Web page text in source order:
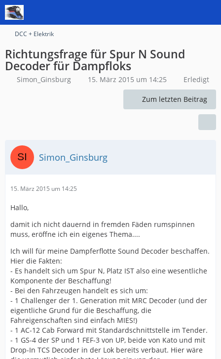
DCC + Elektrik
Richtungsfrage für Spur N Sound
Decoder für Dampfloks
Simon_Ginsburg 15. März 2015 um 14:25 Erledigt
Zum letzten Beitrag
Simon_Ginsburg
15. März 2015 um 14:25
Hallo,
damit ich nicht dauernd in fremden Fäden rumspinnen
muss, eröffne ich ein eigenes Thema....
Ich will für meine Dampferflotte Sound Decoder beschaffen.
Hier die Fakten:
- Es handelt sich um Spur N, Platz IST also eine wesentliche
Komponente der Beschaffung!
- Bei den Fahrzeugen handelt es sich um:
- 1 Challenger der 1. Generation mit MRC Decoder (und der
eigentliche Grund für die Beschaffung, die
Fahreigenschaften sind einfach MIES!)
- 1 AC-12 Cab Forward mit Standardschnittstelle im Tender.
- 1 GS-4 der SP und 1 FEF-3 von UP, beide von Kato und mit
Drop-In TCS Decoder in der Lok bereits verbaut. Hier wäre